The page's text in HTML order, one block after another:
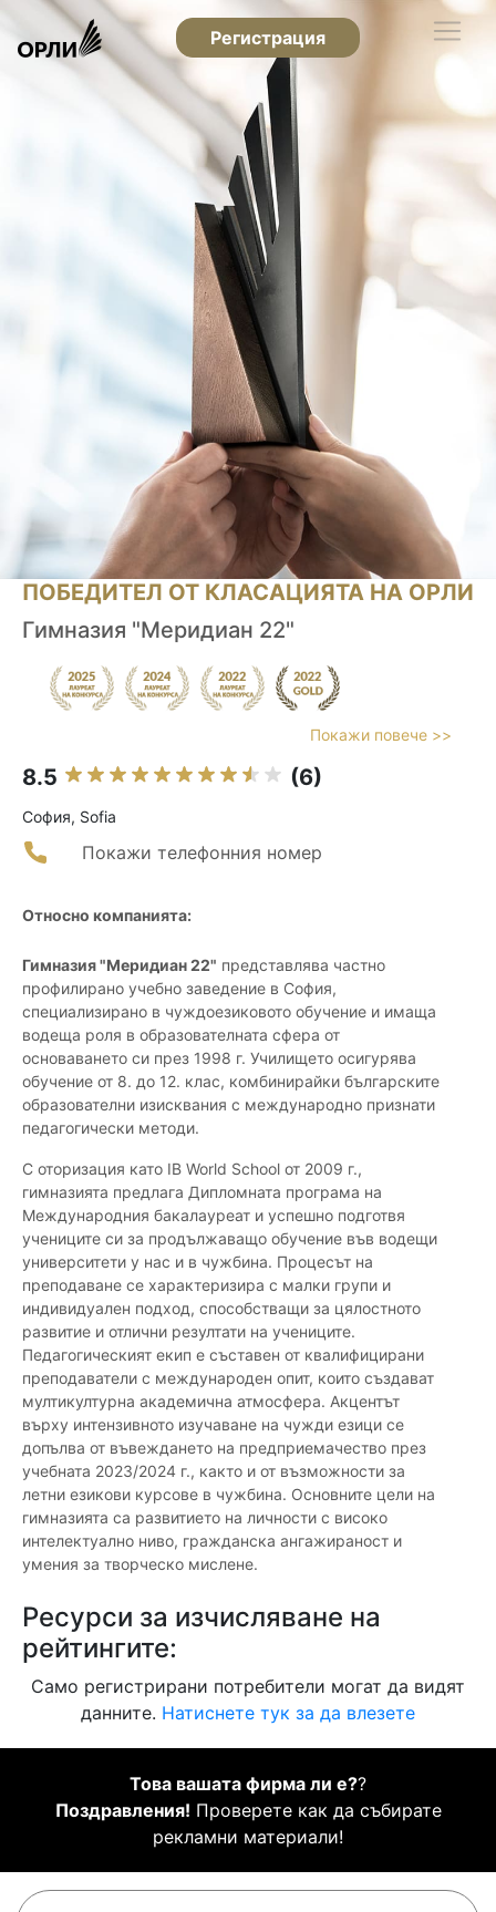
Регистрация
ПОБЕДИТЕЛ ОТ КЛАСАЦИЯТА НА ОРЛИ
Гимназия "Меридиан 22"
Покажи повече >>
8.5 (6)
София, Sofia
Покажи телефонния номер
Относно компанията:
Гимназия "Меридиан 22" представлява частно
профилирано учебно заведение в София,
специализирано в чуждоезиковото обучение и имаща
водеща роля в образователната сфера от
основаването си през 1998 г. Училището осигурява
обучение от 8. до 12. клас, комбинирайки българските
образователни изисквания с международно признати
педагогически методи.
С оторизация като IB World School от 2009 г.,
гимназията предлага Дипломната програма на
Международния бакалауреат и успешно подготвя
учениците си за продължаващо обучение във водещи
университети у нас и в чужбина. Процесът на
преподаване се характеризира с малки групи и
индивидуален подход, способстващи за цялостното
развитие и отлични резултати на учениците.
Педагогическият екип е съставен от квалифицирани
преподаватели с международен опит, които създават
мултикултурна академична атмосфера. Акцентът
върху интензивното изучаване на чужди езици се
допълва от въвеждането на предприемачество през
учебната 2023/2024 г., както и от възможности за
летни езикови курсове в чужбина. Основните цели на
гимназията са развитието на личности с високо
интелектуално ниво, гражданска ангажираност и
умения за творческо мислене.
Ресурси за изчисляване на
рейтингите:
Само регистрирани потребители могат да видят
данните. Натиснете тук за да влезете
Това вашата фирма ли е??
Поздравления! Проверете как да събирате
рекламни материали!